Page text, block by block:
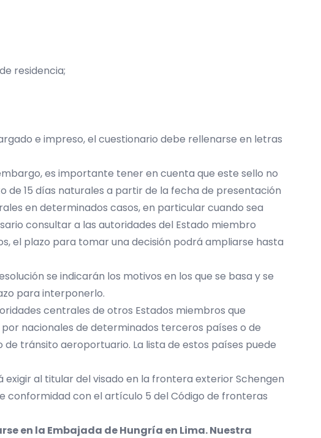
residencia;
e impreso, el cuestionario debe rellenarse en letras
es importante tener en cuenta que este sello no
de 15 días naturales a partir de la fecha de presentación
en determinados casos, en particular cuando sea
consultar a las autoridades del Estado miembro
el plazo para tomar una decisión podrá ampliarse hasta
se indicarán los motivos en los que se basa y se
para interponerlo.
centrales de otros Estados miembros que
nacionales de determinados terceros países o de
tránsito aeroportuario. La lista de estos países puede
al titular del visado en la frontera exterior Schengen
conformidad con el artículo 5 del Código de fronteras
en la Embajada de Hungría en Lima. Nuestra